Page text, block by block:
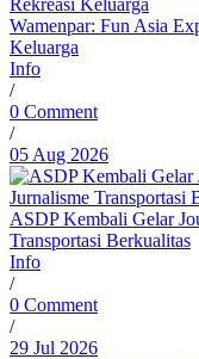
Wamenpar: Fun Asia
Keluarga
Info
/
0 Comment
/
05 Aug 2026
ASDP Kembali Gelar
Transportasi Berkualitas
Info
/
0 Comment
/
29 Jul 2026